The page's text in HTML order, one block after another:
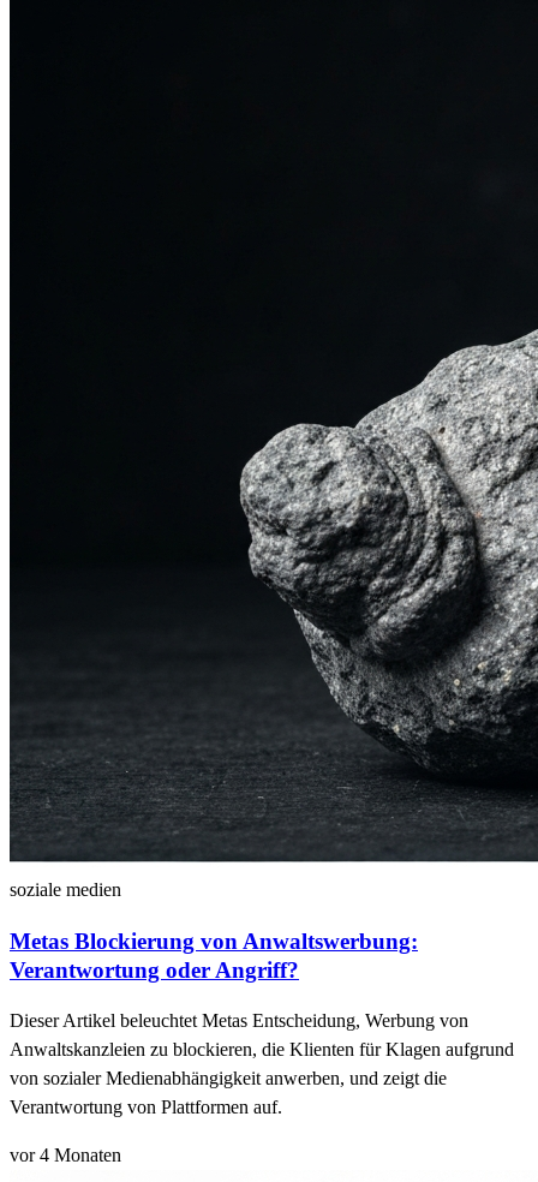
soziale medien
Metas Blockierung von Anwaltswerbung:
Verantwortung oder Angriff?
Dieser Artikel beleuchtet Metas Entscheidung, Werbung von
Anwaltskanzleien zu blockieren, die Klienten für Klagen aufgrund
von sozialer Medienabhängigkeit anwerben, und zeigt die
Verantwortung von Plattformen auf.
vor 4 Monaten